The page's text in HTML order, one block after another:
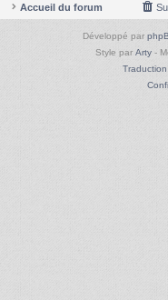
Accueil du forum
Développé par
Style par Arty-